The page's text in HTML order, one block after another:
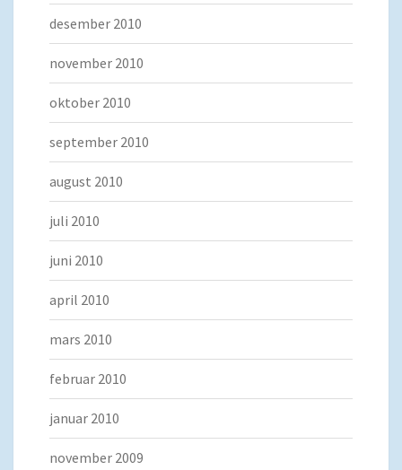
desember 2010
november 2010
oktober 2010
september 2010
august 2010
juli 2010
juni 2010
april 2010
mars 2010
februar 2010
januar 2010
november 2009